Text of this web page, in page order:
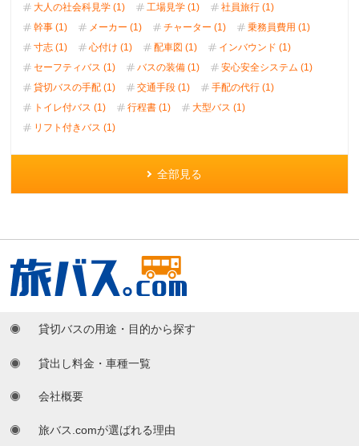
大人の社会科見学 (1)
工場見学 (1)
社員旅行 (1)
幹事 (1)
メーカー (1) チャーター (1)
乗務員費用 (1)
寸志 (1)
心付け (1) 配車図 (1)
インバウンド (1)
セーフティバス (1)
バスの装備 (1)
安心安全システム (1)
貸切バスの手配 (1)
交通手段 (1)
手配の代行 (1)
トイレ付バス (1)
行程書 (1)
大型バス (1)
リフト付きバス (1)
全部見る
貸切バスの用途・目的から探す
貸出し料金・車種一覧
会社概要
旅バス.comが選ばれる理由